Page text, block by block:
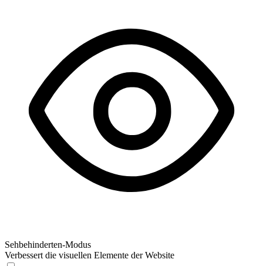
Sehbehinderten-Modus
Verbessert die visuellen Elemente der Website